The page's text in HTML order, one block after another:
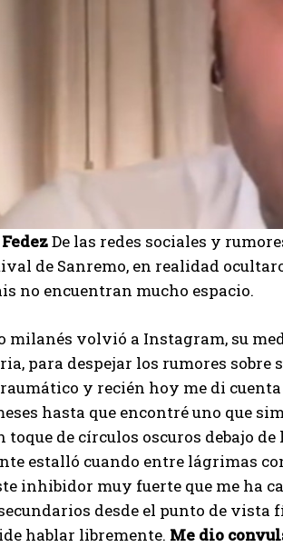
FedezDe las redes sociales y
de Sanremo, en realidad
no encuentran mucho espacio.
milanés volvió a Instagram, su
para despejar los rumores sobre
y recién hoy me di cuenta
hasta que encontré uno que
toque de círculos oscuros debajo
estalló cuando entre lágrimas
inhibidor muy fuerte que me ha
desde el punto de
hablar libremente. Me dio